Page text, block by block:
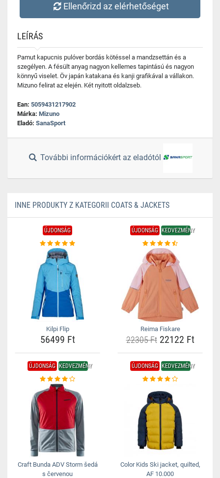
Ellenőrizd az elérhetőséget
LEÍRÁS
Pamut kapucnis pulóver bordás kötéssel a mandzsettán és a
szegélyen. A fésült anyag nagyon kellemes tapintású és nagyon
könnyű viselet. Öv japán katakana és kanji grafikával a vállakon.
Mizuno felirat az elején. Két nyitott oldalzseb.
Ean: 5059431217902
Márka: Mizuno
Eladó: SanaSport
További információkért az eladótól
INNE PRODUKTY Z KATEGORII COATS & JACKETS
ÚJDONSÁG
Kilpi Flip
56499 Ft
ÚJDONSÁG KEDVEZMÉNY
Reima Fiskare
22305 Ft22122 Ft
ÚJDONSÁG KEDVEZMÉNY
Craft Bunda ADV Storm šedá
s červenou
ÚJDONSÁG KEDVEZMÉNY
Color Kids Ski jacket, quilted,
AF 10.000